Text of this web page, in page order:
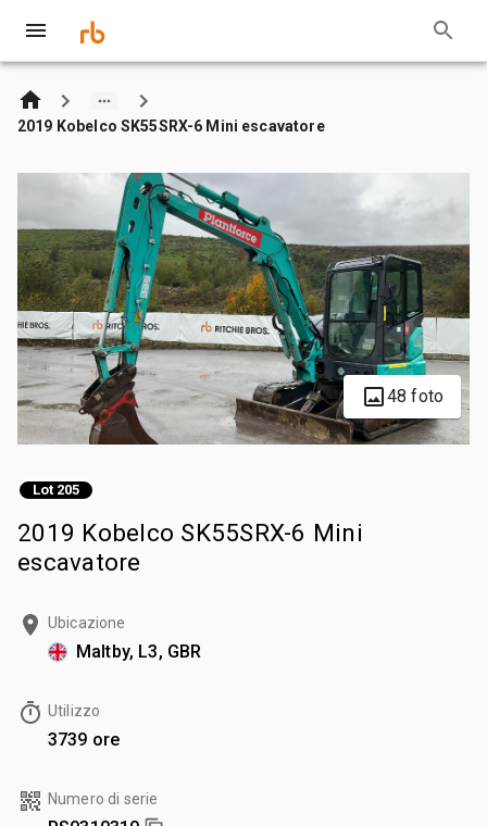
2019 Kobelco SK55SRX-6 Mini escavatore
48 foto
Lot 205
2019 Kobelco SK55SRX-6 Mini
escavatore
Ubicazione
Maltby, L3, GBR
Utilizzo
3739 ore
Numero di serie